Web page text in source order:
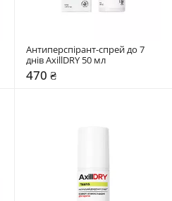
Антиперспірант-спрей до 7
470 ₴